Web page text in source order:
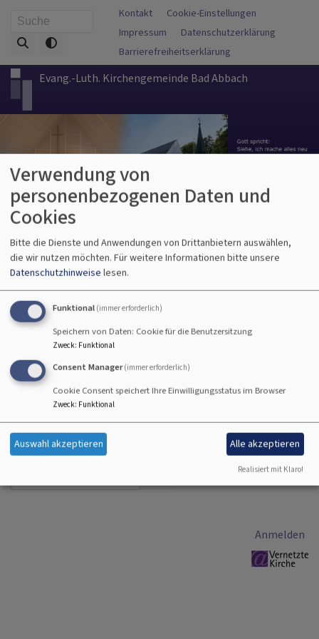
zum
Inhalt
Suche Fußbereichsmenü
Kontakt
Cookie-Einstellungen
Impressum
Datenschutzerklärung
Barrierefreiheitserklärung
Evang.-Luth. Kirchengemeinde Bad Abbach
Hauptnavigation
Breadcrumb
Startseite Nachrichten-Archiv
Nachrichten-Archiv
Hier finden sich nicht mehr aktuelle Seiten, die aber
Interessantes enthalten. Bitte links im Menü die
gewünschte Jahreszahl auswählen.
Anmelden
Verwendung von
personenbezogenen Daten und
Cookies
Bitte die Dienste und Anwendungen von Drittanbietern auswählen,
die wir nutzen möchten. Für weitere Informationen bitte unsere
Datenschutzhinweise lesen.
Funktional (immer erforderlich)
Speichern von Daten: Cookie für die Benutzersitzung
Zweck: Funktional
Consent Manager (immer erforderlich)
Cookie Consent speichert Ihre Einwilligungsstatus im Browser
Zweck: Funktional
Auswahl akzeptieren Alle akzeptieren
Realisiert mit Klaro!